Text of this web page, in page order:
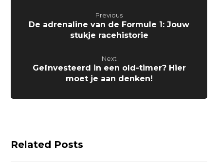
Previous
De adrenaline van de Formule 1: Jouw
stukje racehistorie
Next
Geïnvesteerd in een old-timer? Hier
moet je aan denken!
Related Posts